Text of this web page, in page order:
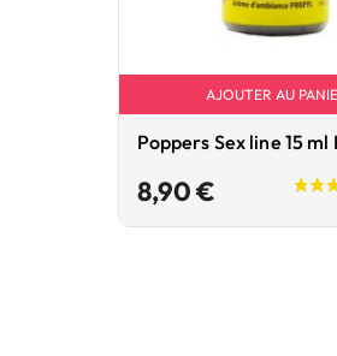
AJOUTER AU
Poppers Sex line 15 ml
8,90 €